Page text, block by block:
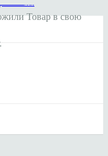
Заказы
Товарв свою